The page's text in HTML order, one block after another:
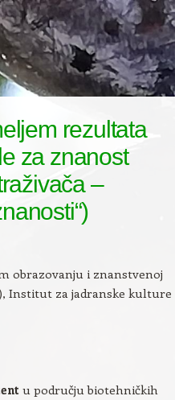
rezultata
za znanost
–
obrazovanju i znanstvenoj
Institut za jadranske kulture
u području biotehničkih